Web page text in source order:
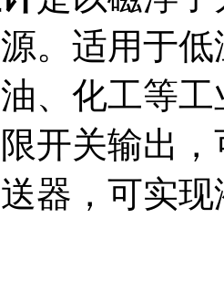
。适用于
、化工等
开关输出
器，可实